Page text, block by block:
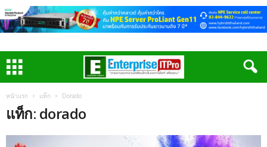
หน้าแรก แท็ก Dorado
แท็ก: dorado